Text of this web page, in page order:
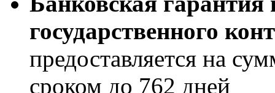
государственного
предоставляется на
сроком до 762 дней